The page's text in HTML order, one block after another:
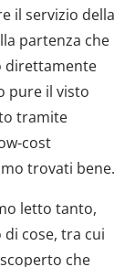
il servizio della
partenza che
direttamente
pure il visto
tramite
cost
trovati bene.
letto tanto,
cose, tra cui
che